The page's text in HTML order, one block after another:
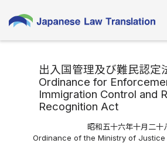
出入国管理及び難民認定
Ordinance for
Immigration Control and
Recognition Act
昭和五十六年十月二十
Ordinance of the Ministry of